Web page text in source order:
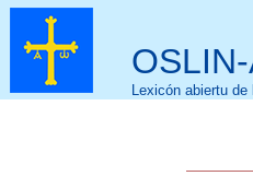
Lexicón abiertu